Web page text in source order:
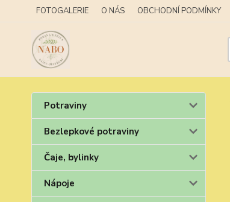
FOTOGALERIE O NÁS OBCHODNÍ PODMÍNKY
Potraviny
Bezlepkové potraviny
Čaje, bylinky
Nápoje